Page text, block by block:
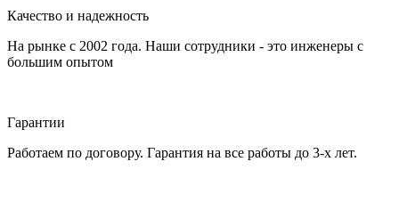
Качество и надежность
На рынке с 2002 года. Наши сотрудники - это инженеры с
большим опытом
Гарантии
Работаем по договору. Гарантия на все работы до 3-х лет.